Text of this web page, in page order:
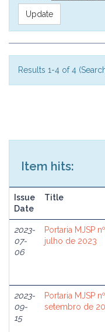
Results 1-4 of 4
Item hits:
Issue
Date
Title
2023-
07-
06
Portaria MJSP
julho de 2023
2023-
09-
15
Portaria MJSP
setembro de